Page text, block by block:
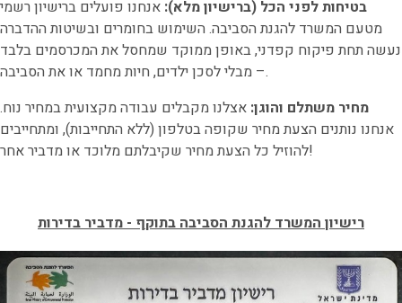
בטיחות לפני הכל (ברישיון מלא): אנחנו פועלים ברישיון רשמי
מטעם המשרד להגנת הסביבה. השימוש בחומרים ובשיטות ההדברה
נעשה תחת פיקוח קפדני, באופן ממוקד שמחסל את המכרסמים בלבד
– מבלי לסכן ילדים, חיות מחמד או את הסביבה.
מחיר משתלם והוגן: אצלנו מקבלים עבודה מקצועית במחיר נוח.
אנחנו נותנים הצעת מחיר שקופה בטלפון (ללא התחייבות), ומתחייבים
להוזיל כל הצעת מחיר שקיבלתם מלוכד או מדביר אחר!
רישיון המשרד להגנת הסביבה בתוקף - מדביר בדירות